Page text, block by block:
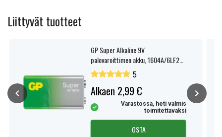
Liittyvät tuotteet
GP Super Alkaline 9V
palovaroittimen akku, 1604A/6LF22,
1 kpl
5
Alkaen 2,99 €
Varastossa, heti valmis
toimitettavaksi
OSTA